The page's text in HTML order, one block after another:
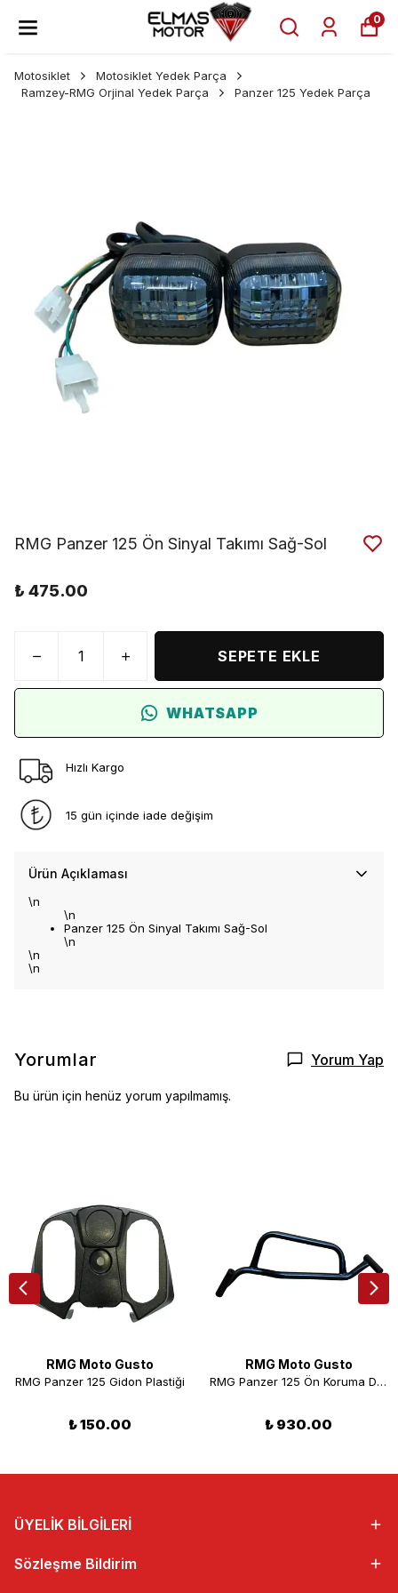
0
Motosiklet
Motosiklet Yedek Parça
Ramzey-RMG Orjinal Yedek Parça
Panzer 125 Yedek Parça
RMG Panzer 125 Ön Sinyal Takımı Sağ-Sol
₺ 475.00
SEPETE EKLE
WHATSAPP
Hızlı Kargo
15 gün içinde iade değişim
Ürün Açıklaması
\n
\n
Panzer 125 Ön Sinyal Takımı Sağ-Sol
\n
\n
\n
Yorumlar Yorum Yap
Bu ürün için henüz yorum yapılmamış.
RMG Moto Gusto
RMG Panzer 125 Gidon Plastiği
₺ 150.00
RMG Moto Gusto
RMG Panzer 125 Ön Koruma Demiri Sağ
₺ 930.00
ÜYELİK BİLGİLERİ
Sözleşme Bildirim